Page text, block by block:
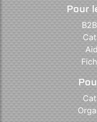
Pour